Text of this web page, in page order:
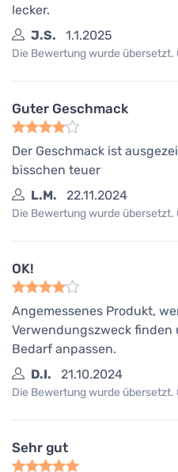
lecker.
J.S.
1.1.2025
Die Bewertung wurde übersetzt.
Guter Geschmack
Der Geschmack ist
bisschen teuer
L.M.
22.11.2024
Die Bewertung wurde übersetzt.
OK!
Angemessenes Produkt,
Verwendungszweck finden
Bedarf anpassen.
D.I.
21.10.2024
Die Bewertung wurde übersetzt.
Sehr gut